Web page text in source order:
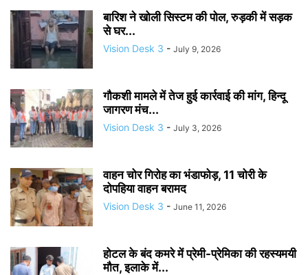
बारिश ने खोली सिस्टम की पोल, रुड़की में सड़क
से घर...
Vision Desk 3 - July 9, 2026
गौकशी मामले में तेज हुई कार्रवाई की मांग, हिन्दू
जागरण मंच...
Vision Desk 3 - July 3, 2026
वाहन चोर गिरोह का भंडाफोड़, 11 चोरी के
दोपहिया वाहन बरामद
Vision Desk 3 - June 11, 2026
होटल के बंद कमरे में प्रेमी-प्रेमिका की रहस्यमयी
मौत, इलाके में...